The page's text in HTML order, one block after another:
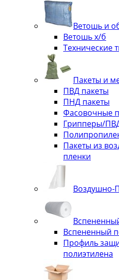
Ветошь и
Ветошь х/б
Технические
Пакеты и
ПВД пакеты
ПНД пакеты
Фасовочные
Грипперы/
Пакеты из
пленки
Воздушно-
Вспененный
Профиль
полиэтилена